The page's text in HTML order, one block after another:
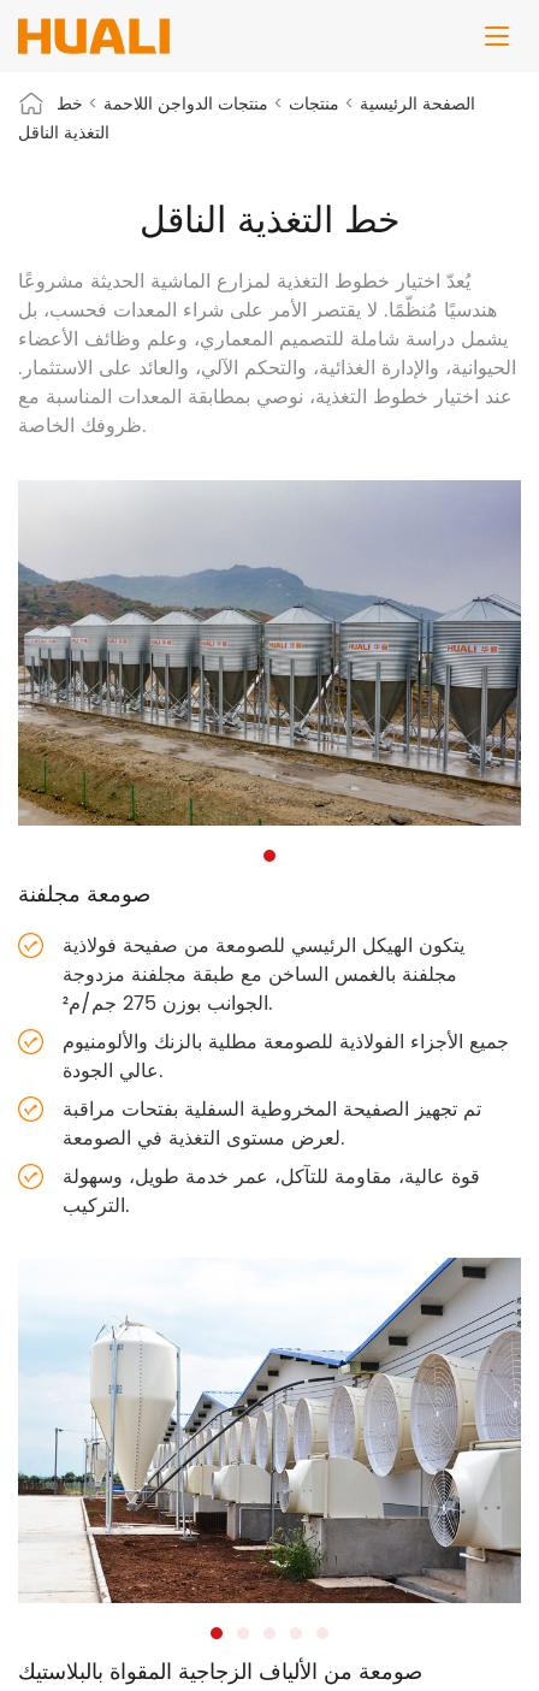
الصفحة الرئيسية > منتجات > منتجات الدواجن اللاحمة > خط
التغذية الناقل
خط التغذية الناقل
يُعدّ اختيار خطوط التغذية لمزارع الماشية الحديثة مشروعًا
هندسيًا مُنظّمًا. لا يقتصر الأمر على شراء المعدات فحسب، بل
يشمل دراسة شاملة للتصميم المعماري، وعلم وظائف الأعضاء
الحيوانية، والإدارة الغذائية، والتحكم الآلي، والعائد على الاستثمار.
عند اختيار خطوط التغذية، نوصي بمطابقة المعدات المناسبة مع
ظروفك الخاصة.
صومعة مجلفنة
يتكون الهيكل الرئيسي للصومعة من صفيحة فولاذية
مجلفنة بالغمس الساخن مع طبقة مجلفنة مزدوجة
الجوانب بوزن 275 جم/م².
جميع الأجزاء الفولاذية للصومعة مطلية بالزنك والألومنيوم
عالي الجودة.
تم تجهيز الصفيحة المخروطية السفلية بفتحات مراقبة
لعرض مستوى التغذية في الصومعة.
قوة عالية، مقاومة للتآكل، عمر خدمة طويل، وسهولة
التركيب.
صومعة من الألياف الزجاجية المقواة بالبلاستيك